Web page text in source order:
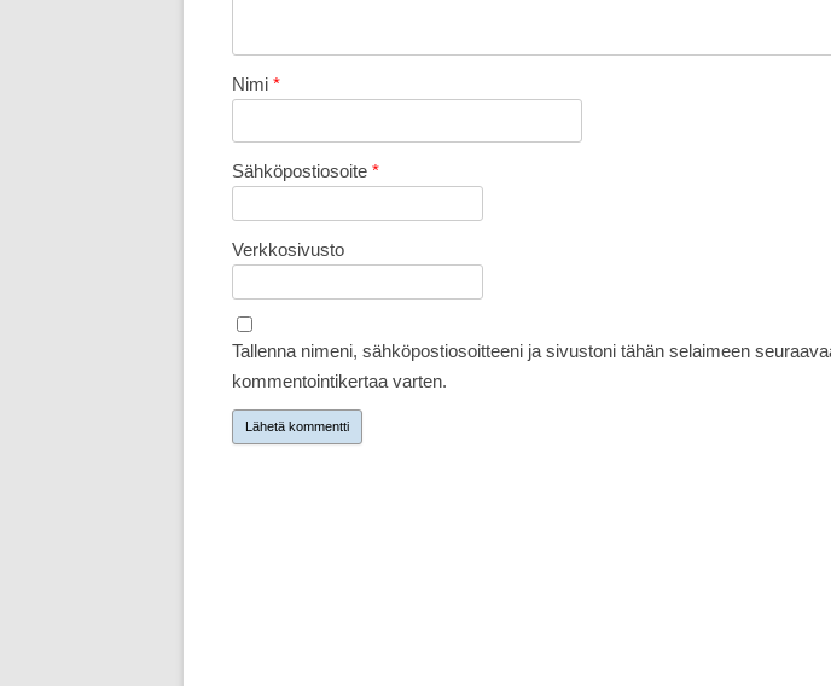
Nimi *
Sähköpostiosoite *
Verkkosivusto
Tallenna nimeni, sähköpostiosoitteeni ja sivustoni tähän selaimeen
kommentointikertaa varten.